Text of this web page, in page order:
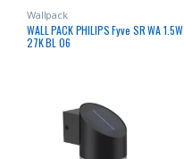
Wallpack
WALL PACK PHILIPS Fyve SR WA 1.5W
27K BL 06